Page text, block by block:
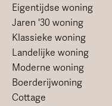
Eigentijdse woning
Jaren '30 woning
Klassieke woning
Landelijke woning
Moderne woning
Boerderijwoning
Cottage